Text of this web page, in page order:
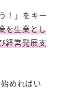
！」をキー
を⽣業とし
経営発展⽀
めればい